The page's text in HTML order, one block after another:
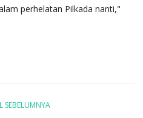
perhelatan Pilkada nanti,"
SEBELUMNYA